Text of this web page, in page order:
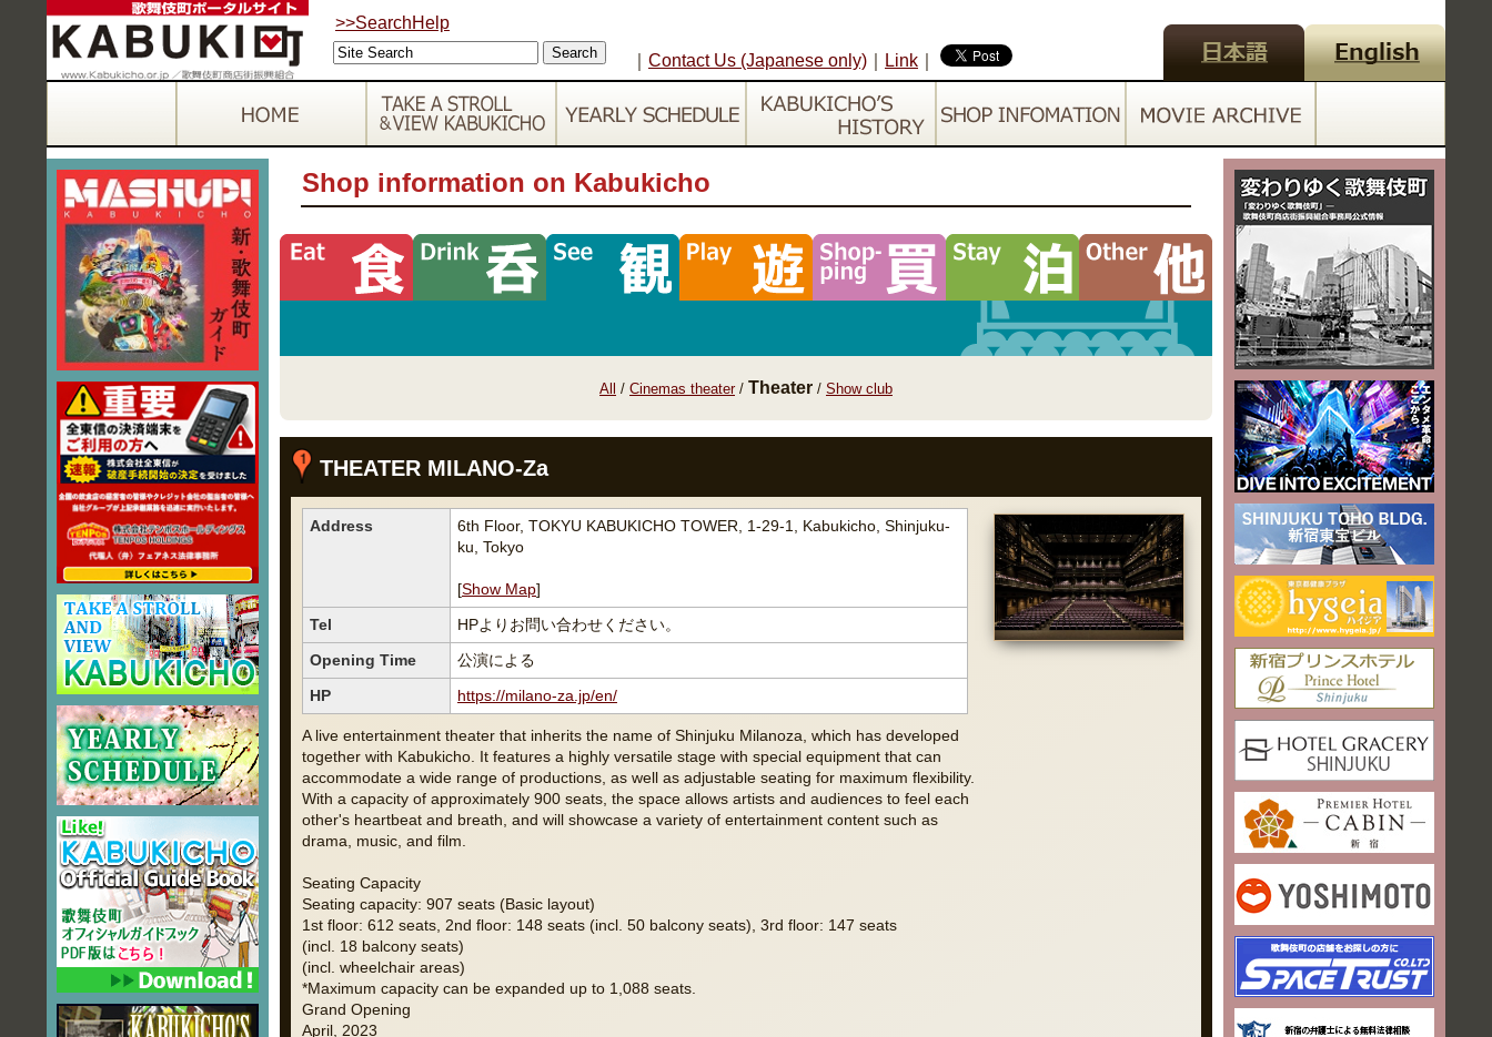
>>SearchHelp
Contact Us (Japanese only) Link
Shop information on Kabukicho
All / Cinemas theater/ Theater / Show club
THEATER MILANO-Za
Address
6th Floor, TOKYU KABUKICHO TOWER, 1-29-1, Kabukicho, Shinjuku-
ku, Tokyo
[Show Map]
Tel
HPよりお問い合わせください。
Opening Time
公演による
HP
https://milano-za.jp/en/
A live entertainment theater that inherits the name of Shinjuku Milanoza, which has developed
together with Kabukicho. It features a highly versatile stage with special equipment that can
accommodate a wide range of productions, as well as adjustable seating for maximum flexibility.
With a capacity of approximately 900 seats, the space allows artists and audiences to feel each
other's heartbeat and breath, and will showcase a variety of entertainment content such as
drama, music, and film.
Seating Capacity
Seating capacity: 907 seats (Basic layout)
1st floor: 612 seats, 2nd floor: 148 seats (incl. 50 balcony seats), 3rd floor: 147 seats
(incl. 18 balcony seats)
(incl. wheelchair areas)
*Maximum capacity can be expanded up to 1,088 seats.
Grand Opening
April, 2023